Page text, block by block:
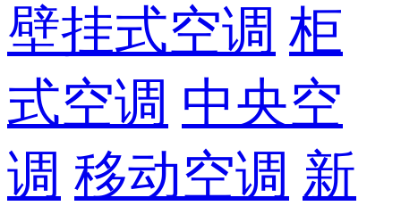
壁挂式空调 柜
式空调 中央空
调 移动空调 新